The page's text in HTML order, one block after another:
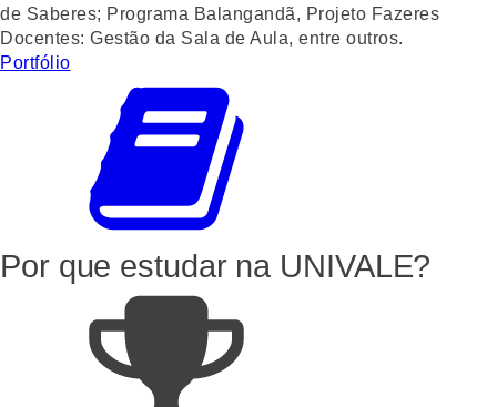
de Saberes; Programa Balangandã, Projeto Fazeres
Docentes: Gestão da Sala de Aula, entre outros.
Portfólio
Por que estudarna UNIVALE?